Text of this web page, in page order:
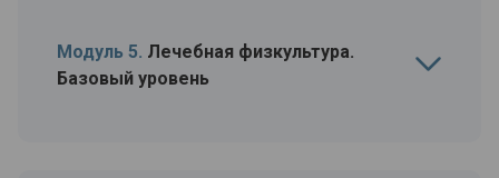
Модуль 5. Лечебная физкультура.
Базовый уровень